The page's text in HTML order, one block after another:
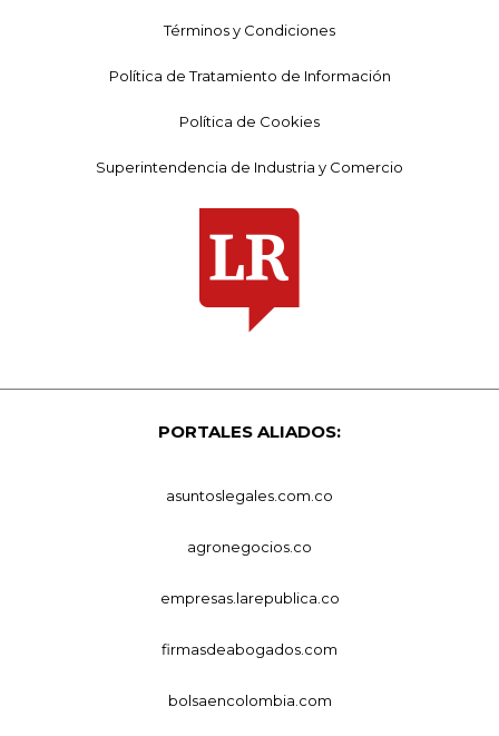
Términos y Condiciones
Política de Tratamiento de Información
Política de Cookies
Superintendencia de Industria y Comercio
PORTALES ALIADOS:
asuntoslegales.com.co
agronegocios.co
empresas.larepublica.co
firmasdeabogados.com
bolsaencolombia.com